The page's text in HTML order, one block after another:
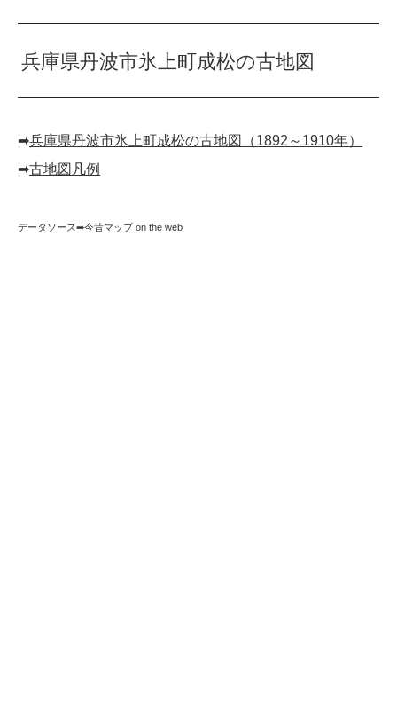
兵庫県丹波市氷上町成松の古地図
➡︎兵庫県丹波市氷上町成松の古地図（1892～1910年）
➡︎古地図凡例
データソース➡︎今昔マップ on the web